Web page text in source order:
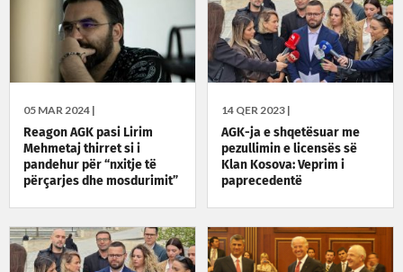
05 MAR 2024 |
Reagon AGK pasi Lirim
Mehmetaj thirret si i
pandehur për “nxitje të
përçarjes dhe mosdurimit”
14 QER 2023 |
AGK-ja e shqetësuar me
pezullimin e licensës së
Klan Kosova: Veprim i
paprecedentë